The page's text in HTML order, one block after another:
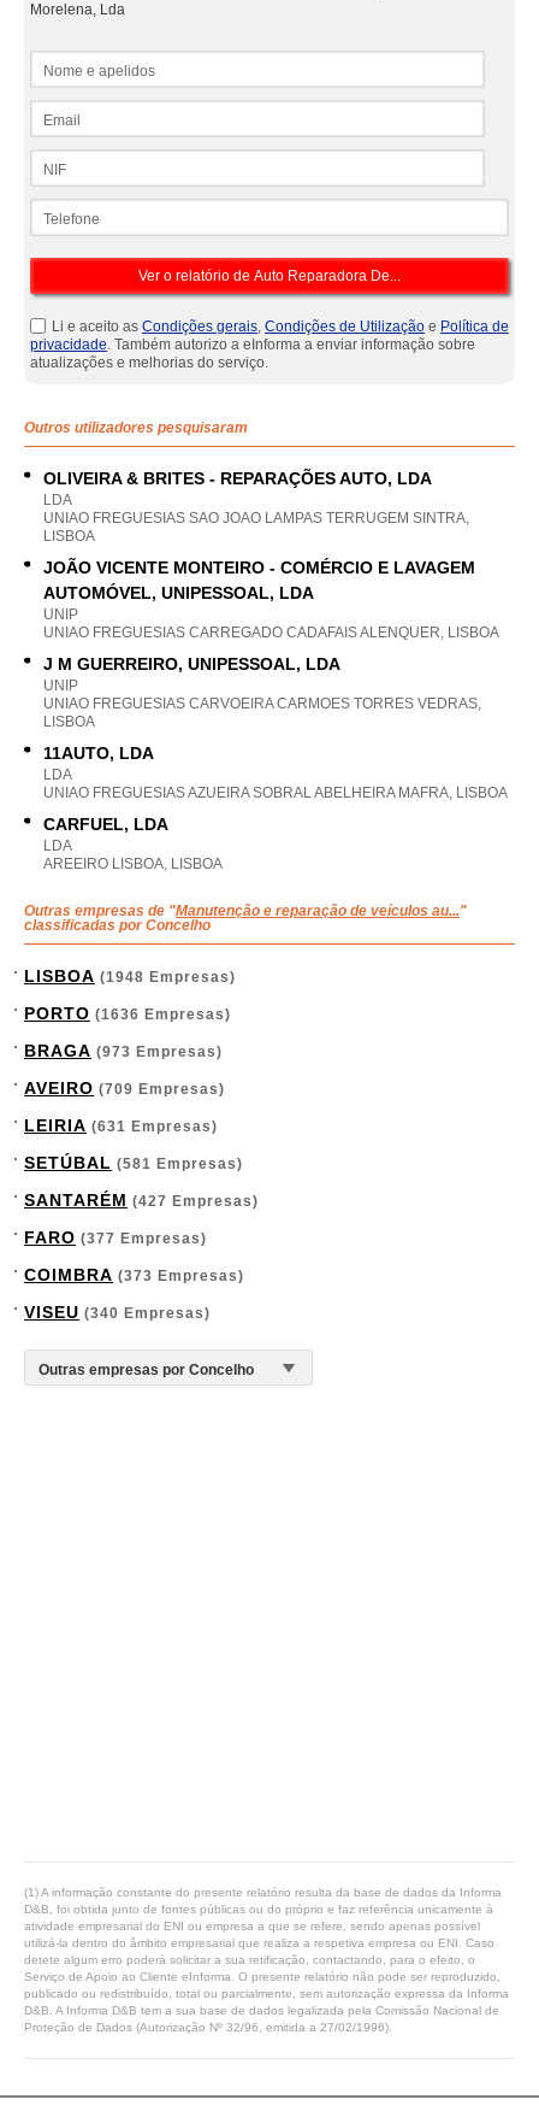
Morelena, Lda
Li e aceito as Condições gerais, Condições de Utilização e Política de
privacidade. Também autorizo a eInforma a enviar informação sobre
atualizações e melhorias do serviço.
Outros utilizadores pesquisaram
OLIVEIRA & BRITES - REPARAÇÕES AUTO, LDA
LDA
UNIAO FREGUESIAS SAO JOAO LAMPAS TERRUGEM SINTRA,
LISBOA
JOÃO VICENTE MONTEIRO - COMÉRCIO E LAVAGEM
AUTOMÓVEL, UNIPESSOAL, LDA
UNIP
UNIAO FREGUESIAS CARREGADO CADAFAIS ALENQUER, LISBOA
J M GUERREIRO, UNIPESSOAL, LDA
UNIP
UNIAO FREGUESIAS CARVOEIRA CARMOES TORRES VEDRAS,
LISBOA
11AUTO, LDA
LDA
UNIAO FREGUESIAS AZUEIRA SOBRAL ABELHEIRA MAFRA, LISBOA
CARFUEL, LDA
LDA
AREEIRO LISBOA, LISBOA
Outras empresas de "Manutenção e reparação de veículos au..."
classificadas por Concelho
LISBOA (1948 Empresas)
PORTO (1636 Empresas)
BRAGA (973 Empresas)
AVEIRO (709 Empresas)
LEIRIA (631 Empresas)
SETÚBAL (581 Empresas)
SANTARÉM (427 Empresas)
FARO (377 Empresas)
COIMBRA (373 Empresas)
VISEU (340 Empresas)
(1) A informação constante do presente relatório resulta da base de dados da Informa
D&B, foi obtida junto de fontes públicas ou do próprio e faz referência unicamente à
atividade empresarial do ENI ou empresa a que se refere, sendo apenas possível
utilizá-la dentro do âmbito empresarial que realiza a respetiva empresa ou ENI. Caso
detete algum erro poderá solicitar a sua retificação, contactando, para o efeito, o
Serviço de Apoio ao Cliente eInforma. O presente relatório não pode ser reproduzido,
publicado ou redistribuído, total ou parcialmente, sem autorização expressa da Informa
D&B. A Informa D&B tem a sua base de dados legalizada pela Comissão Nacional de
Proteção de Dados (Autorização Nº 32/96, emitida a 27/02/1996).